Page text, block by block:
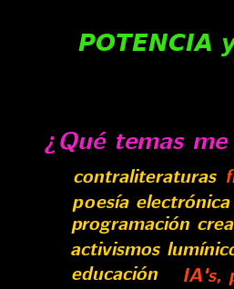
POTENCIA
¿Qué temas
educación
poesía electrónica
activismos
programación
contraliteraturas
IA's,